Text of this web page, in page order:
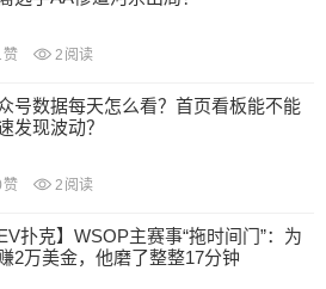
赞 2 阅读
号数据每天怎么看？首页看板能不能
发现波动？
赞 2 阅读
EV扑克】WSOP主赛事“拖时间门”：为
2万美金，他磨了整整17分钟